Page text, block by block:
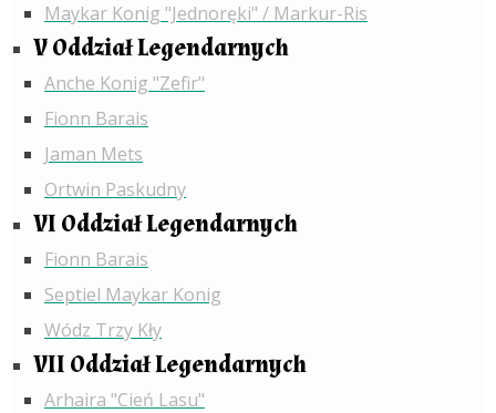
Maykar Konig "Jednoręki" / Markur-Ris
V Oddział Legendarnych
Anche Konig "Zefir"
Fionn Barais
Jaman Mets
Ortwin Paskudny
VI Oddział Legendarnych
Fionn Barais
Septiel Maykar Konig
Wódz Trzy Kły
VII Oddział Legendarnych
Arhaira "Cień Lasu"